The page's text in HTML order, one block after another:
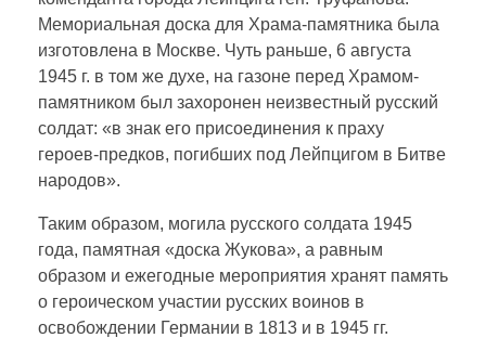
Мемориальная доска для Храма-памятника была
изготовлена в Москве. Чуть раньше, 6 августа
1945 г. в том же духе, на газоне перед Храмом-
памятником был захоронен неизвестный русский
солдат: «в знак его присоединения к праху
героев-предков, погибших под Лейпцигом в Битве
народов».
Таким образом, могила русского солдата 1945
года, памятная «доска Жукова», а равным
образом и ежегодные мероприятия хранят память
о героическом участии русских воинов в
освобожде­нии Германии в 1813 и в 1945 гг.